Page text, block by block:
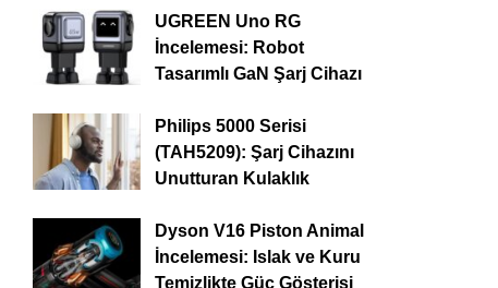
UGREEN Uno RG
İncelemesi: Robot
Tasarımlı GaN Şarj Cihazı
Philips 5000 Serisi
(TAH5209): Şarj Cihazını
Unutturan Kulaklık
Dyson V16 Piston Animal
İncelemesi: Islak ve Kuru
Temizlikte Güç Gösterisi